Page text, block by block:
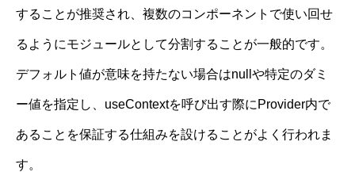
することが推奨され、複数のコンポーネントで使い回せ
るようにモジュールとして分割することが一般的です。
デフォルト値が意味を持たない場合はnullや特定のダミ
ー値を指定し、useContextを呼び出す際にProvider内で
あることを保証する仕組みを設けることがよく行われま
す。